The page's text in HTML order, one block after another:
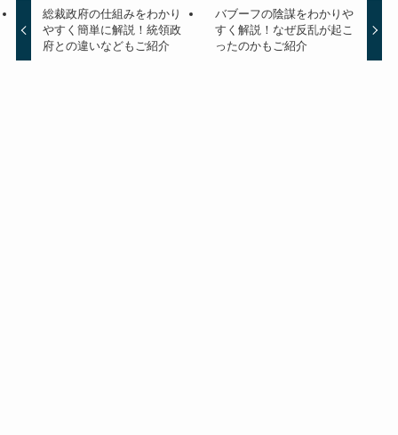
総裁政府の仕組みをわかり
やすく簡単に解説！統領政
府との違いなどもご紹介
バブーフの陰謀をわかりや
すく解説！なぜ反乱が起こ
ったのかもご紹介